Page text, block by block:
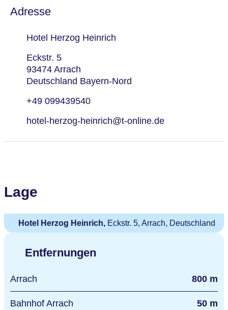
Adresse
Hotel Herzog Heinrich
Eckstr. 5
93474 Arrach
Deutschland Bayern-Nord
+49 099439540
hotel-herzog-heinrich@t-online.de
Lage
Hotel Herzog Heinrich, Eckstr. 5, Arrach, Deutschland
Entfernungen
Arrach 800 m
Bahnhof Arrach 50 m